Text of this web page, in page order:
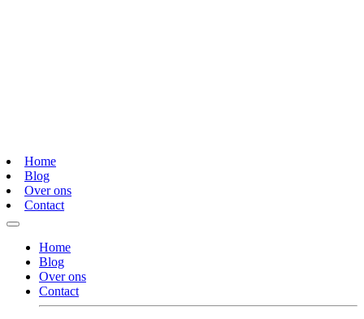
Home
Blog
Over ons
Contact
Home
Blog
Over ons
Contact